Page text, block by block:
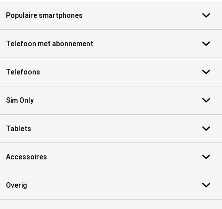
Populaire smartphones
Telefoon met abonnement
Telefoons
Sim Only
Tablets
Accessoires
Overig